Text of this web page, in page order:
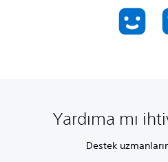
Yardıma mı
Destek